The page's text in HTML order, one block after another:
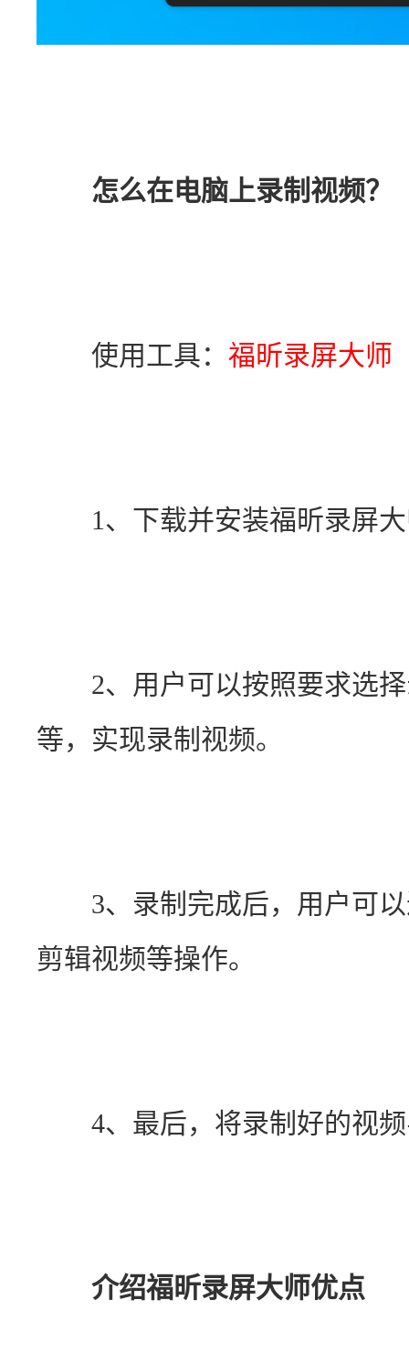
怎么在电脑上录制视频？
使用工具： 福昕录屏大师
1、下载并安装福昕录屏大
2、用户可以按照要求选择
等，实现录制视频。
3、录制完成后，用户可以
剪辑视频等操作。
4、最后，将录制好的视频
介绍福昕录屏大师优点